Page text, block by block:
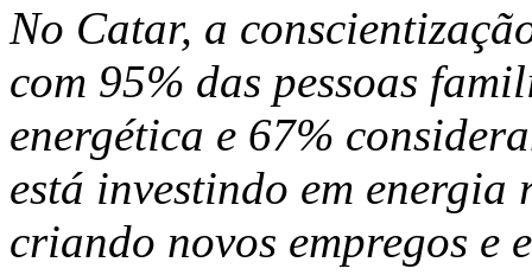
No Catar, a
com 95% das pessoas
energética e 67%
está investindo em
criando novos empregos e